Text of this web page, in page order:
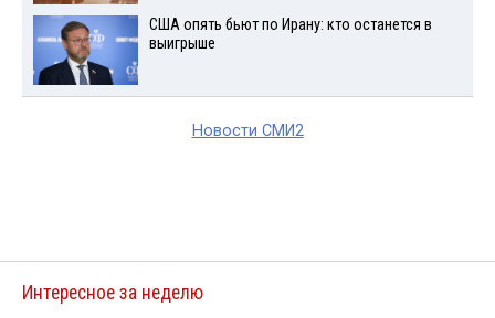
США опять бьют по Ирану: кто останется в
выигрыше
Новости СМИ2
Интересное за неделю